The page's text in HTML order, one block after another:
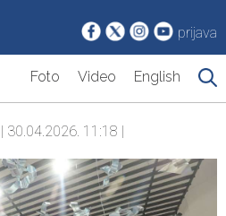
prijava
Foto Video English
| 30.04.2026. 11:18 |